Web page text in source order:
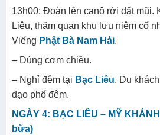
13h00: Đoàn lên canô rời đất mũi.
Liêu, thăm quan khu lưu niệm cố
Viếng Phật Bà Nam Hải.
– Dùng cơm chiều.
– Nghỉ đêm tại Bạc Liêu. Du
dạo phố đêm.
NGÀY 4: BẠC LIÊU – MỸ
bữa)